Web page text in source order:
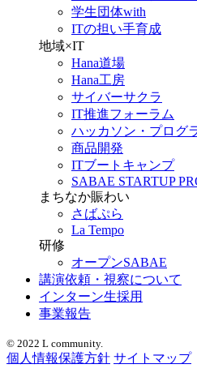
学生団体with
ITの担い手育成
地域×IT
Hana道場
Hana工房
サイバーサクラ
IT推進フォーラム
ハッカソン・プログ
商品開発
ITブートキャンプ
SABAE STARTUP
まちなか賑わい
さばぷら
La Tempo
研修
オープンSABAE
講演依頼・視察について
インターン生採用
事業報告
© 2022 L community.
個人情報保護方針 サイトマップ